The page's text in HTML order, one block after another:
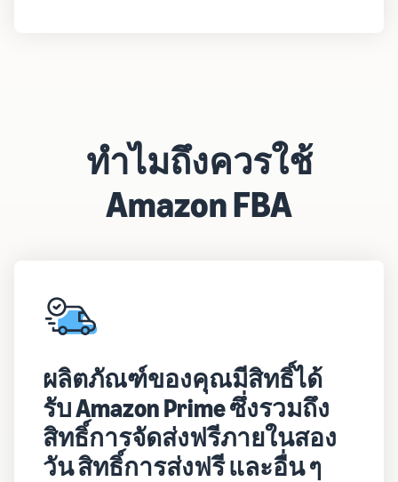
ทำไมถึงควรใช้
Amazon FBA
ผลิตภัณฑ์ของคุณมีสิทธิ์ได้
รับ Amazon Prime ซึ่งรวมถึง
สิทธิ์การจัดส่งฟรีภายในสอง
วัน สิทธิ์การส่งฟรี และอื่น ๆ